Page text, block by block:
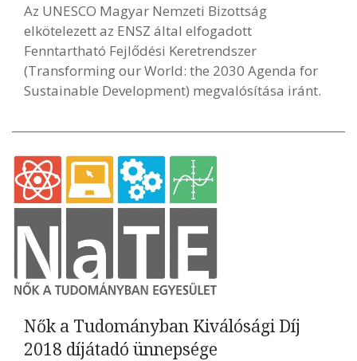
Az UNESCO Magyar Nemzeti Bizottság
elkötelezett az ENSZ által elfogadott
Fenntartható Fejlődési Keretrendszer
(Transforming our World: the 2030 Agenda for
Sustainable Development) megvalósítása iránt.
Nők a Tudományban Kiválósági Díj
2018 díjátadó ünnepsége